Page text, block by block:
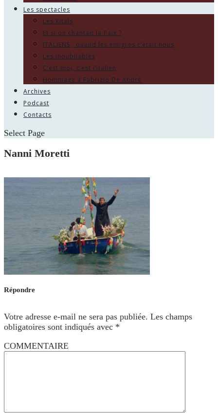
Les spectacles
Les Ritals
Et si on chantait la Paix ?
ITALIENS , quand les émigrés c’était nous
Les Inoubliables
C’est moi, c’est l’italien
Hommage à Fabrizio De André
Archives
Podcast
Contacts
Select Page
Nanni Moretti
Répondre
Votre adresse e-mail ne sera pas publiée. Les champs
obligatoires sont indiqués avec *
COMMENTAIRE